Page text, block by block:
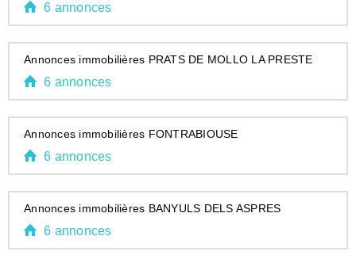
6 annonces
Annonces immobilières PRATS DE MOLLO LA PRESTE
6 annonces
Annonces immobilières FONTRABIOUSE
6 annonces
Annonces immobilières BANYULS DELS ASPRES
6 annonces